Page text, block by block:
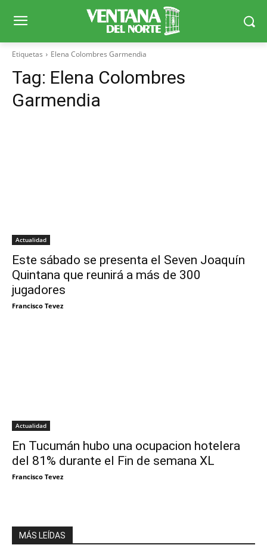
Etiquetas Elena Colombres Garmendia
Tag: Elena Colombres
Garmendia
Actualidad
Este sábado se presenta el Seven Joaquín
Quintana que reunirá a más de 300
jugadores
Francisco Tevez
Actualidad
En Tucumán hubo una ocupacion hotelera
del 81% durante el Fin de semana XL
Francisco Tevez
MÁS LEÍDAS